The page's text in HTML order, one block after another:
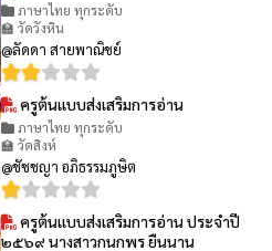
ภาษาไทย ทุกระดับ
🏫 วัดวังหิน
@ลัดดา สายพาณิชย์
ครูต้นแบบส่งเสริมการอ่าน
ภาษาไทย ทุกระดับ
🏫 วัดสิงห์
@ชัชชญา อภิธรรมภูษิต
ครูต้นแบบส่งเสริมการอ่าน ประจำปี
๒๕๖๙ นางสาวกนกพร ยืนนาน